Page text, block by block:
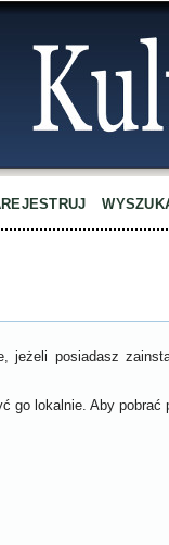
jeżeli posiadasz
go lokalnie. Aby